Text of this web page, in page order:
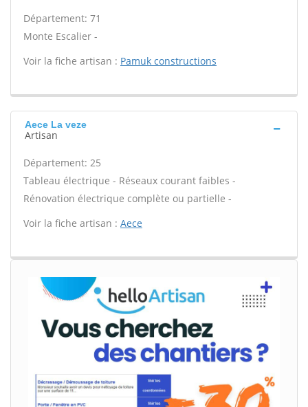
Département: 71
Monte Escalier -
Voir la fiche artisan : Pamuk constructions
Aece La veze
Artisan
Département: 25
Tableau électrique - Réseaux courant faibles -
Rénovation électrique complète ou partielle -
Voir la fiche artisan : Aece